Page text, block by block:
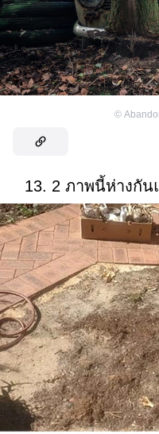
©
13. 2 ภาพนี้ห่างกัน